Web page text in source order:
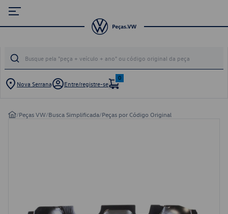
Nova Serrana Entre/registre-se
0
/Peças VW/Busca Simplificada/Peças por Código Original